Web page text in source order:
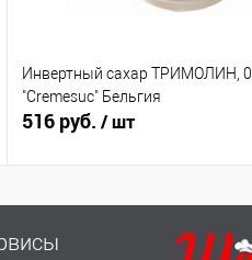
Инвертный сахар ТРИМОЛИН,
"Cremesuc" Бельгия
516 руб. / шт